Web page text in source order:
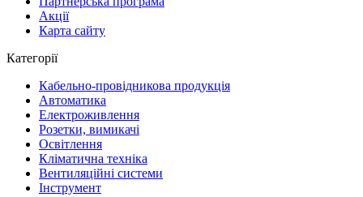
Акції
Карта сайту
Категорії
Кабельно-провідникова продукція
Автоматика
Електроживлення
Розетки, вимикачі
Освітлення
Кліматична техніка
Вентиляційні системи
Інструмент